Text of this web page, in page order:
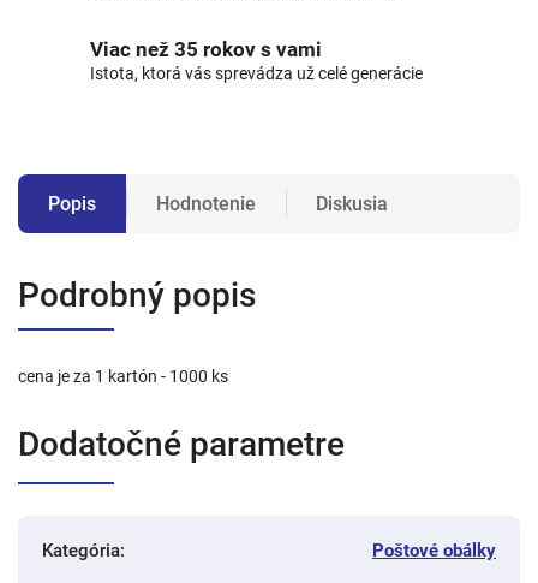
Viac než 35 rokov s vami
Istota, ktorá vás sprevádza už celé generácie
Popis Hodnotenie Diskusia
Podrobný popis
cena je za 1 kartón - 1000 ks
Dodatočné parametre
Kategória: Poštové obálky